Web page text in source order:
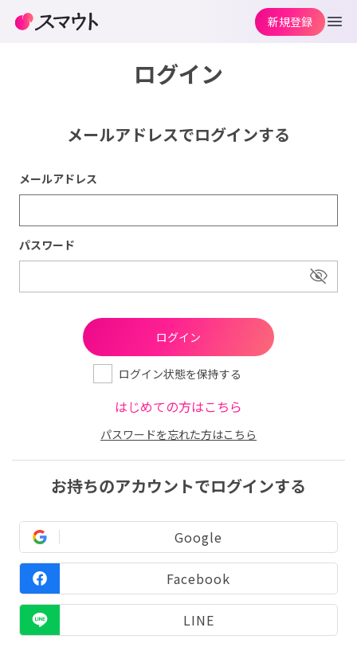
ログイン
メールアドレスでログインする
メールアドレス
パスワード
ログイン状態を保持する
はじめての方はこちら
パスワードを忘れた方はこちら
お持ちのアカウントでログインする
Google
Facebook
LINE
新規登録